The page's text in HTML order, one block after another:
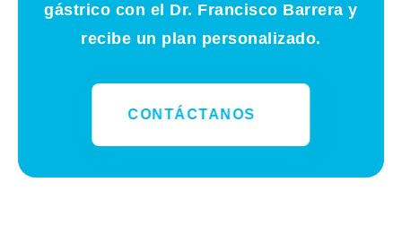
gástrico con el Dr. Francisco Barrera y
recibe un plan personalizado.
CONTÁCTANOS